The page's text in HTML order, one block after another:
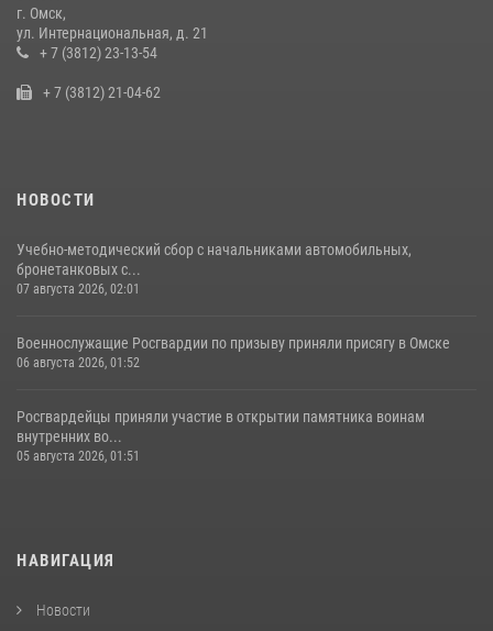
Росгвардия подвела итоги добровольной сдачи оружия в Омской
области
г. Омск,
ул. Интернациональная, д. 21
+ 7 (3812) 23-13-54
+ 7 (3812) 21-04-62
НОВОСТИ
Учебно-методический сбор с начальниками автомобильных,
бронетанковых с...
07 августа 2026, 02:01
Военнослужащие Росгвардии по призыву приняли присягу в Омске
06 августа 2026, 01:52
Росгвардейцы приняли участие в открытии памятника воинам
внутренних во...
05 августа 2026, 01:51
НАВИГАЦИЯ
Новости